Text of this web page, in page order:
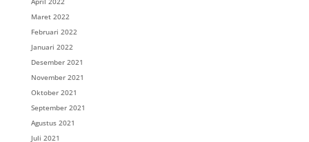
Maret 2022
Februari 2022
Januari 2022
Desember 2021
November 2021
Oktober 2021
September 2021
Agustus 2021
Juli 2021